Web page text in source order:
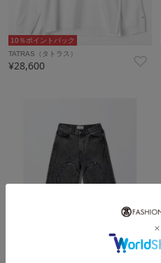
10％ポイントバック
TATRAS（タトラス）
¥28,600